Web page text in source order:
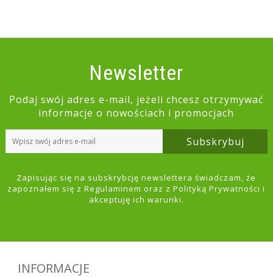
Newsletter
Podaj swój adres e-mail, jeżeli chcesz otrzymywać
informacje o nowościach i promocjach
Subskrybuj
Zapisując się na subskrybcję newslettera świadczam, że
zapoznałem się zRegulaminem oraz zPolityką Prywatności i
akceptuję ich warunki.
INFORMACJE